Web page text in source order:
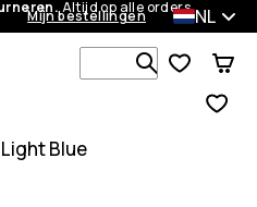
Altijd op alle orders.
Mijn bestellingen NL
Zoek in 1
Blue